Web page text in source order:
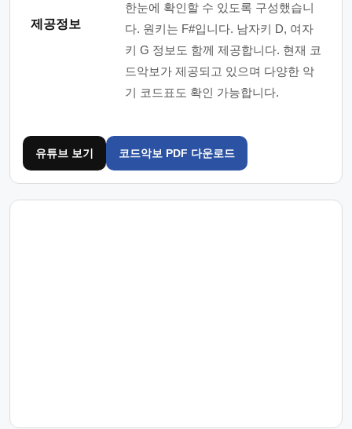
제공정보
한눈에 확인할 수 있도록 구성했습니
다. 원키는 F#입니다. 남자키 D, 여자
키 G 정보도 함께 제공합니다. 현재 코
드악보가 제공되고 있으며 다양한 악
기 코드표도 확인 가능합니다.
유튜브 보기 코드악보 PDF 다운로드